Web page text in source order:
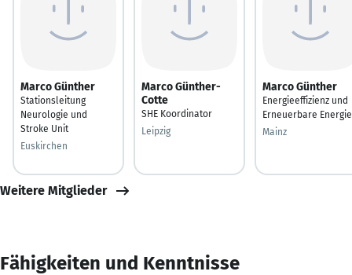
Marco Günther
Stationsleitung
Neurologie und
Stroke Unit
Euskirchen
Marco Günther-
Cotte
SHE Koordinator
Leipzig
Marco Günther
Energieeffizienz und
Erneuerbare
Mainz
Weitere Mitglieder
Fähigkeiten und Kenntnisse